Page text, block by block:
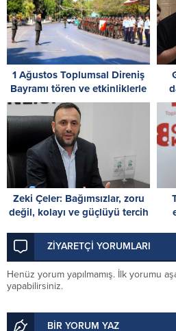
1 Ağustos Toplumsal Direniş
Bayramı tören ve etkinliklerle
kutlanıyor
Zeki Çeler: Bağımsızlar, zoru
değil, kolayı ve güçlüyü tercih
ZİYARETÇİ YORUMLARI
Henüz yorum yapılmamış. İlk yorumu
yapabilirsiniz.
BİR YORUM YAZ